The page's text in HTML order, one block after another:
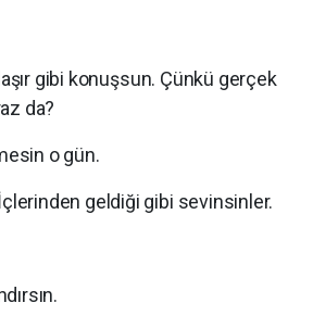
gibi konuşsun. Çünkü gerçek
da?
o gün.
geldiği gibi sevinsinler.